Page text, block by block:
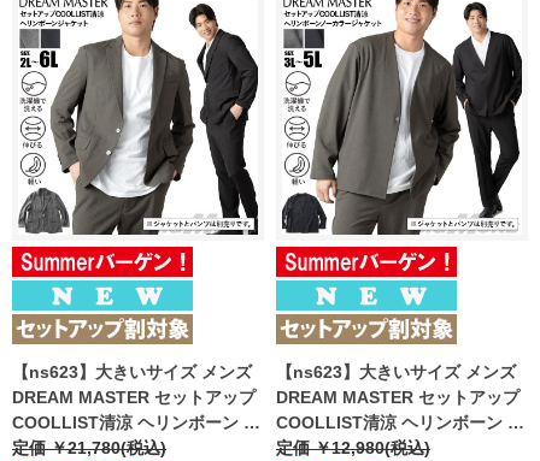
【ns623】大きいサイズ メンズ
DREAM MASTER セットアップ
COOLLIST清涼 ヘリンボーン ス
トレッチ ジャケット 軽量 ウォッ
定価 ￥21,780(税込)
【ns623】大きいサイズ メンズ
DREAM MASTER セットアップ
COOLLIST清涼 ヘリンボーン ス
トレッチ ノーカラー ジャケット
定価 ￥12,980(税込)